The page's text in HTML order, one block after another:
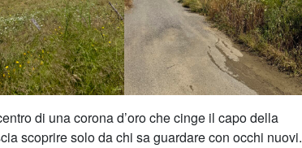
di una corona d’oro che cinge il capo della
scoprire solo da chi sa guardare con occhi nuovi.